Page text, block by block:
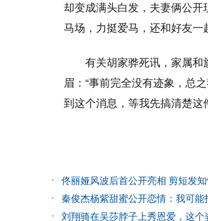
却变成满头白发，夫妻俩公开
马场，力挺爱马，还和好友一
有关胡家骅死讯，家属和
眉：“事前完全没有迹象，总
到这个消息，等我先搞清楚这
佟丽娅风波后首公开亮相 剪短发
秦俊杰杨紫甜蜜公开恋情：我可能
刘翔骑在吴莎脖子上秀恩爱，这个